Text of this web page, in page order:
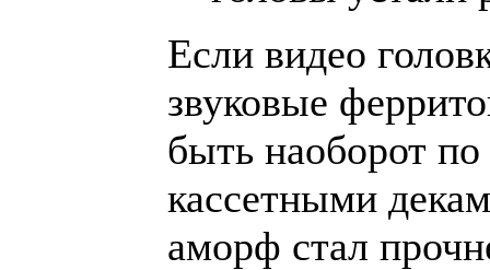
Если видео
звуковые
быть наоборот
кассетными
аморф стал